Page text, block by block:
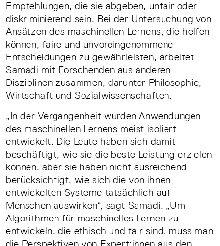
Empfehlungen, die sie abgeben, unfair oder
diskriminierend sein. Bei der Untersuchung von
Ansätzen des maschinellen Lernens, die helfen
können, faire und unvoreingenommene
Entscheidungen zu gewährleisten, arbeitet
Samadi mit Forschenden aus anderen
Disziplinen zusammen, darunter Philosophie,
Wirtschaft und Sozialwissenschaften.
„In der Vergangenheit wurden Anwendungen
des maschinellen Lernens meist isoliert
entwickelt. Die Leute haben sich damit
beschäftigt, wie sie die beste Leistung erzielen
können, aber sie haben nicht ausreichend
berücksichtigt, wie sich die von ihnen
entwickelten Systeme tatsächlich auf
Menschen auswirken“, sagt Samadi. „Um
Algorithmen für maschinelles Lernen zu
entwickeln, die ethisch und fair sind, muss man
die Perspektiven von Expert:innen aus den